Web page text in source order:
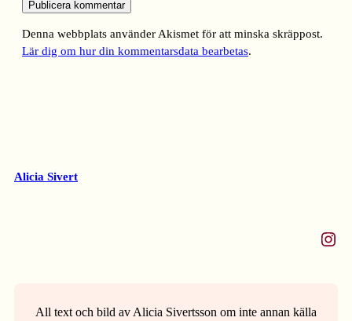
Denna webbplats använder Akismet för att minska skräppost.
Lär dig om hur din kommentarsdata bearbetas.
Alicia Sivert
Instagram
All text och bild av Alicia Sivertsson om inte annan källa